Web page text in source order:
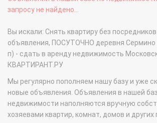
запросу не найдено...
Вы искали: Снять квартиру без
объявления, ПОСУТОЧНО деревня
п) - сдать в аренду недвижимость
КВАРТИРАНТ.РУ
Мы регулярно пополняем нашу базу и уже
новые объявления. Объявления в нашей
недвижимости наполняются вручную
хозяевами квартир, комнат, домов и